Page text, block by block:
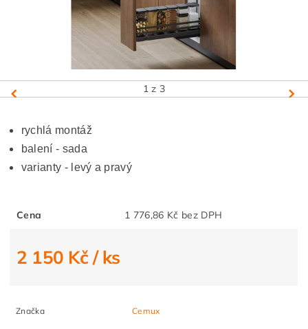
1 z 3
rychlá montáž
balení - sada
varianty - levý a pravý
Cena 1 776,86 Kč bez DPH
2 150 Kč/ ks
Značka Cemux